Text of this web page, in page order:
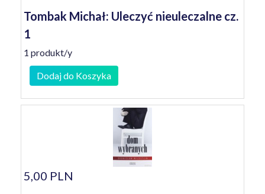
Tombak Michał: Uleczyć nieuleczalne cz.
1
1 produkt/y
Dodaj do Koszyka
5,00 PLN